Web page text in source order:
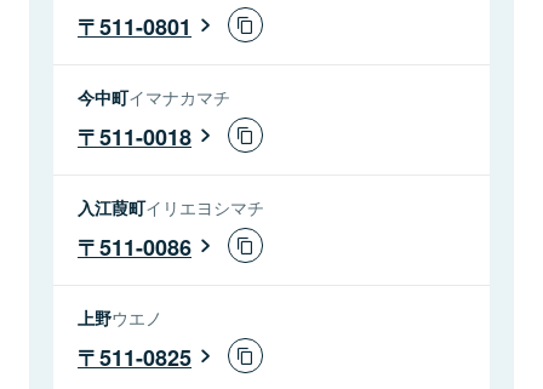
511-0801
今中町イマナカマチ
511-0018
入江葭町イリエヨシマチ
511-0086
上野ウエノ
511-0825